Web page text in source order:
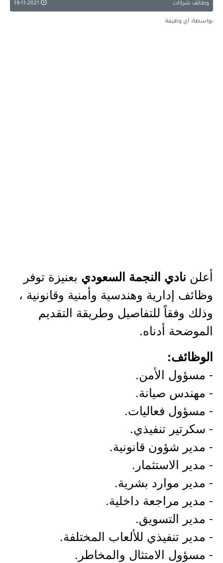
وظائف شركات
بواسطة: أي وظيفة
أعلن نادي النجمة السعودي بعنيزة توفر
وظائف إدارية وهندسية وأمنية وقانونية ،
وذلك وفقاً للتفاصيل وطريقة التقديم
الموضحة أدناه.
الوظائف:
- مسؤول الأمن.
- مهندس صيانة.
- مسؤول فعاليات.
- سكرتير تنفيذي.
- مدير شؤون قانونية.
- مدير الاستثمار.
- مدير موارد بشرية.
- مدير مراجعة داخلية.
- مدير التسويق.
- مدير تنفيذي للألعاب المختلفة.
- مسؤول الامتثال والمخاطر.